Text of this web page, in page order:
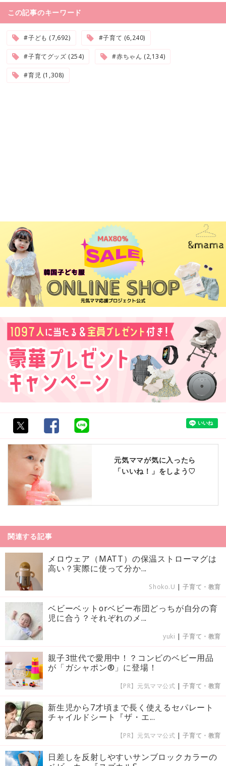
この記事のキーワード
#子ども (7,692) #子育て (6,240)
#子育てグッズ (254) #赤ちゃん (2,134)
#育児 (1,308)
元気ママが気に入ったら
「いいね！」をしよう♡
関連する記事
メロウェア（MATT）の保温ストローマグは
高い？実際に使って分か...
Shoko.U |子育て・教育
ベビーベットorベビー布団どっちが自分の育
児に合う？それぞれのメ...
yuki |子育て・教育
親子3世代で愛用中！？コンビのベビー用品
が「ガシャポン®」に登場！
【PR】元気ママ公式 |子育て・教育
新生児から7才頃まで長く使えるセパレート
チャイルドシート『ザ・エ...
【PR】元気ママ公式 |子育て・教育
日差しを反射しやすいサンブロックカラーの